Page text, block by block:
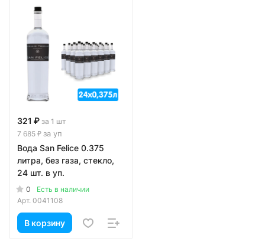
321 ₽ за 1 шт
7 685 ₽ за уп
Вода San Felice 0.375
литра, без газа, стекло,
24 шт. в уп.
0
Есть в наличии
Арт. 0041108
В корзину